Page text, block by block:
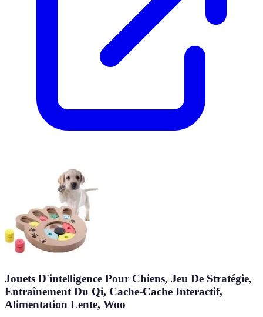
Jouets D'intelligence Pour Chiens, Jeu De Stratégie,
Entraînement Du Qi, Cache-Cache Interactif,
Alimentation Lente, Woo